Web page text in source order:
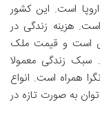
است. این کشور
است. هزینه زندگی در
است و قیمت ملک
سبک زندگی معمولا
همراه است. انواع
به صورت تازه در